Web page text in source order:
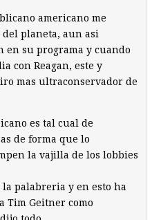
americano me
del planeta, aun asi
en su programa y cuando
con Reagan, este y
mas ultraconservador de
es tal cual de
de forma que lo
la vajilla de los lobbies
la palabreria y en esto ha
Tim Geitner como